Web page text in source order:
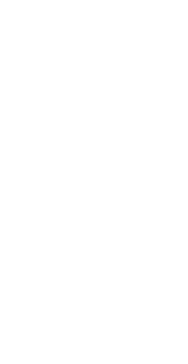
sencillamente